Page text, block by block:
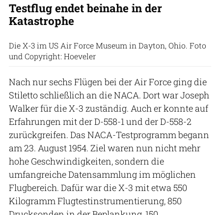
Testflug endet beinahe in der
Katastrophe
Die X-3 im US Air Force Museum in Dayton, Ohio. Foto
und Copyright: Hoeveler
Nach nur sechs Flügen bei der Air Force ging die
Stiletto schließlich an die NACA. Dort war Joseph
Walker für die X-3 zuständig. Auch er konnte auf
Erfahrungen mit der D-558-1 und der D-558-2
zurückgreifen. Das NACA-Testprogramm begann
am 23. August 1954. Ziel waren nun nicht mehr
hohe Geschwindigkeiten, sondern die
umfangreiche Datensammlung im möglichen
Flugbereich. Dafür war die X-3 mit etwa 550
Kilogramm Flugtestinstrumentierung, 850